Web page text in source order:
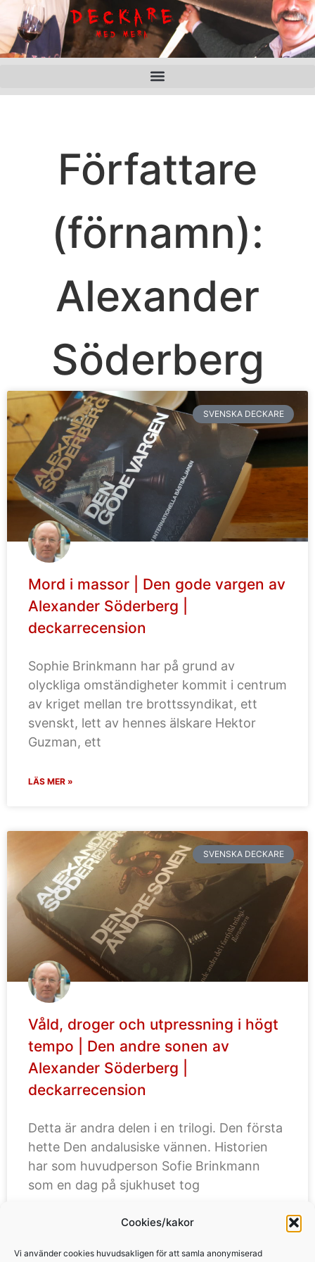
Cookies/kakor
Vi använder cookies huvudsakligen för att samla anonymiserad
Författare
(förnamn):
Alexander
Söderberg
SVENSKA DECKARE
Mord i massor | Den gode vargen av
Alexander Söderberg |
deckarrecension
Sophie Brinkmann har på grund av
olyckliga omständigheter kommit i centrum
av kriget mellan tre brottssyndikat, ett
svenskt, lett av hennes älskare Hektor
Guzman, ett
LÄS MER »
SVENSKA DECKARE
Våld, droger och utpressning i högt
tempo | Den andre sonen av
Alexander Söderberg |
deckarrecension
Detta är andra delen i en trilogi. Den första
hette Den andalusiske vännen. Historien
har som huvudperson Sofie Brinkmann
som en dag på sjukhuset tog